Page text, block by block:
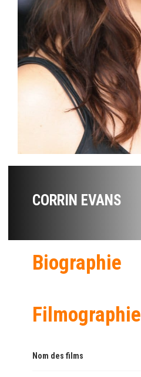
CORRIN EVANS
Biographie
Filmographie
Nom des films